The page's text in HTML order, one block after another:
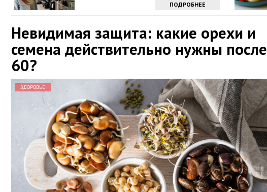
ПОДРОБНЕЕ
Невидимая защита: какие орехи и
семена действительно нужны после
60?
ЗДОРОВЬЕ